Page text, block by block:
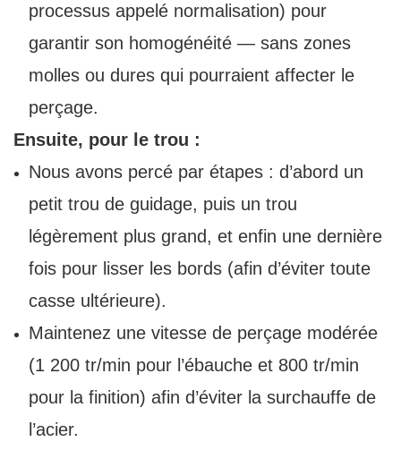
processus appelé normalisation) pour
garantir son homogénéité — sans zones
molles ou dures qui pourraient affecter le
perçage.
Ensuite, pour le trou :
Nous avons percé par étapes : d’abord un
petit trou de guidage, puis un trou
légèrement plus grand, et enfin une dernière
fois pour lisser les bords (afin d’éviter toute
casse ultérieure).
Maintenez une vitesse de perçage modérée
(1 200 tr/min pour l’ébauche et 800 tr/min
pour la finition) afin d’éviter la surchauffe de
l’acier.